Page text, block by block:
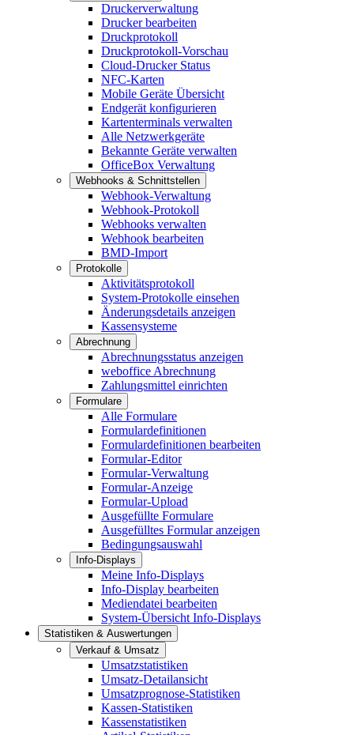
Druckerverwaltung
Drucker bearbeiten
Druckprotokoll
Druckprotokoll-Vorschau
Cloud-Drucker Status
NFC-Karten
Mobile Geräte Übersicht
Endgerät konfigurieren
Kartenterminals verwalten
Alle Netzwerkgeräte
Bekannte Geräte verwalten
OfficeBox Verwaltung
Webhooks & Schnittstellen
Webhook-Verwaltung
Webhook-Protokoll
Webhooks verwalten
Webhook bearbeiten
BMD-Import
Protokolle
Aktivitätsprotokoll
System-Protokolle einsehen
Änderungsdetails anzeigen
Kassensysteme
Abrechnung
Abrechnungsstatus anzeigen
weboffice Abrechnung
Zahlungsmittel einrichten
Formulare
Alle Formulare
Formulardefinitionen
Formulardefinitionen bearbeiten
Formular-Editor
Formular-Verwaltung
Formular-Anzeige
Formular-Upload
Ausgefüllte Formulare
Ausgefülltes Formular anzeigen
Bedingungsauswahl
Info-Displays
Meine Info-Displays
Info-Display bearbeiten
Mediendatei bearbeiten
System-Übersicht Info-Displays
Statistiken & Auswertungen
Verkauf & Umsatz
Umsatzstatistiken
Umsatz-Detailansicht
Umsatzprognose-Statistiken
Kassen-Statistiken
Kassenstatistiken